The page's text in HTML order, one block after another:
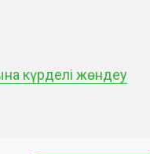
күрделі жөндеу